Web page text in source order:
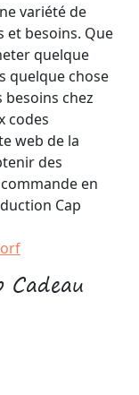
variété de
et besoins. Que
quelque
quelque chose
chez
codes
web de la
des
en
Cap
Cadeau